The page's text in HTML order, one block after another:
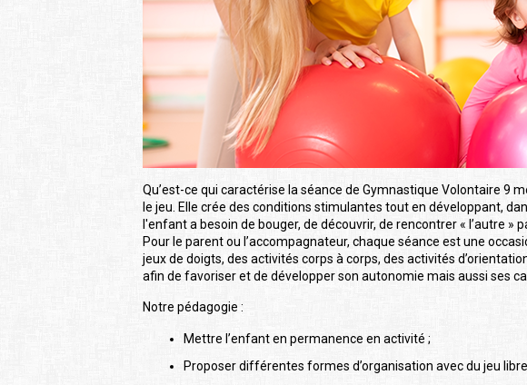
Qu’est-ce qui caractérise la séance de Gymnastique Volontaire 9
le jeu. Elle crée des conditions stimulantes tout en développant,
l'enfant a besoin de bouger, de découvrir, de rencontrer « l’autre »
Pour le parent ou l’accompagnateur, chaque séance est une
jeux de doigts, des activités corps à corps, des activités
afin de favoriser et de développer son autonomie mais aussi ses
Notre pédagogie :
Mettre l’enfant en permanence en activité ;
Proposer différentes formes d’organisation avec du jeu